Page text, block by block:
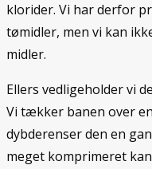
klorider. Vi har derfor
tømidler, men vi kan
midler.
Ellers vedligeholder vi
Vi tækker banen over
dybderenser den en
meget komprimeret